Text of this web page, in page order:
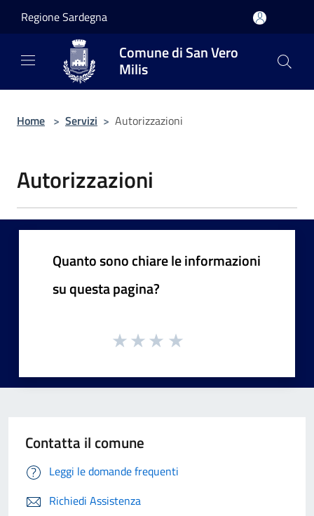
Regione Sardegna
Comune di San Vero
Milis
Home > Servizi > Autorizzazioni
Autorizzazioni
Quanto sono chiare le informazioni
su questa pagina?
Contatta il comune
Leggi le domande frequenti
Richiedi Assistenza